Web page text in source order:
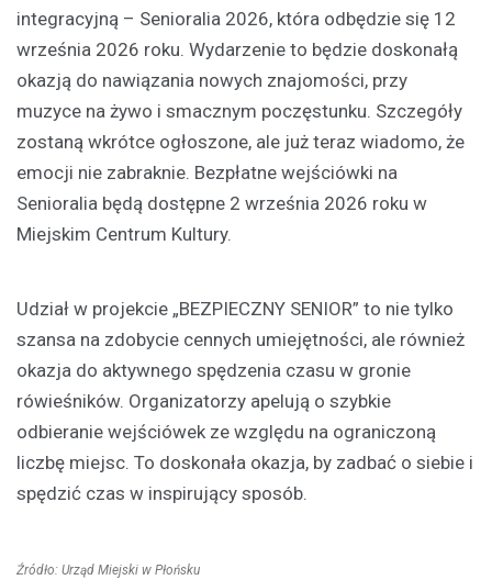
integracyjną – Senioralia 2026, która odbędzie się 12
września 2026 roku. Wydarzenie to będzie doskonałą
okazją do nawiązania nowych znajomości, przy
muzyce na żywo i smacznym poczęstunku. Szczegóły
zostaną wkrótce ogłoszone, ale już teraz wiadomo, że
emocji nie zabraknie. Bezpłatne wejściówki na
Senioralia będą dostępne 2 września 2026 roku w
Miejskim Centrum Kultury.
Udział w projekcie „BEZPIECZNY SENIOR” to nie tylko
szansa na zdobycie cennych umiejętności, ale również
okazja do aktywnego spędzenia czasu w gronie
rówieśników. Organizatorzy apelują o szybkie
odbieranie wejściówek ze względu na ograniczoną
liczbę miejsc. To doskonała okazja, by zadbać o siebie i
spędzić czas w inspirujący sposób.
Źródło: Urząd Miejski w Płońsku